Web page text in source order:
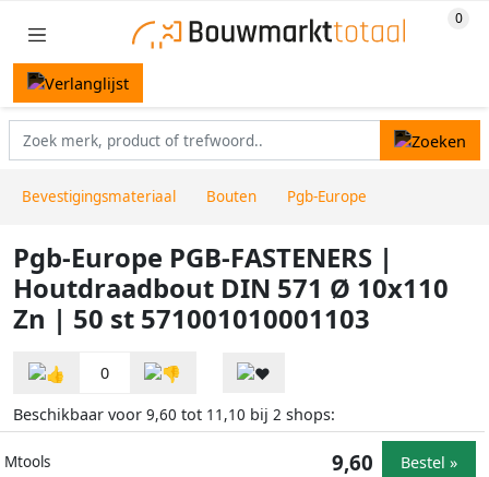
Bevestigingsmateriaal Bouten Pgb-Europe
Pgb-Europe PGB-FASTENERS |
Houtdraadbout DIN 571 Ø 10x110
Zn | 50 st 571001010001103
0
Beschikbaar voor 9,60 tot 11,10 bij 2 shops:
Mtools 9,60 Bestel »